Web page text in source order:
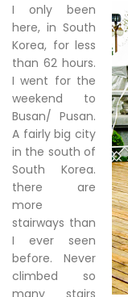
I only been
here, in South
Korea, for less
than 62 hours.
I went for the
weekend to
Busan/ Pusan.
A fairly big city
in the south of
South Korea.
there are
more
stairways than
I ever seen
before. Never
climbed so
many stairs